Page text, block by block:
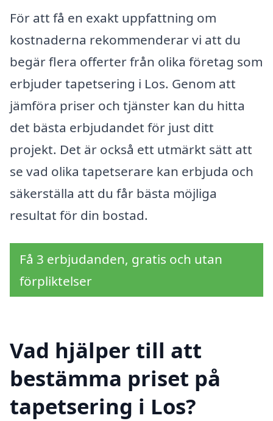
För att få en exakt uppfattning om
kostnaderna rekommenderar vi att du
begär flera offerter från olika företag som
erbjuder tapetsering i Los. Genom att
jämföra priser och tjänster kan du hitta
det bästa erbjudandet för just ditt
projekt. Det är också ett utmärkt sätt att
se vad olika tapetserare kan erbjuda och
säkerställa att du får bästa möjliga
resultat för din bostad.
Få 3 erbjudanden, gratis och utan
förpliktelser
Vad hjälper till att
bestämma priset på
tapetsering i Los?